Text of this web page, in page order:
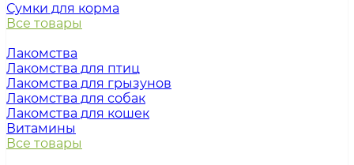
Сумки для корма
Все товары
Лакомства
Лакомства для птиц
Лакомства для грызунов
Лакомства для собак
Лакомства для кошек
Витамины
Все товары